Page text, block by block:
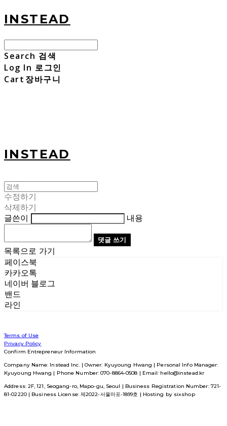
INSTEAD
Search 검색
Log In 로그인
Cart 장바구니
INSTEAD
수정하기
삭제하기
글쓴이
내용
댓글 쓰기
목록으로 가기
페이스북
카카오톡
네이버 블로그
밴드
라인
Terms of Use
Privacy Policy
Confirm Entrepreneur Information
Company Name: Instead Inc. | Owner: Kyuyoung Hwang | Personal Info Manager:
Kyuyoung Hwang | Phone Number: 070-8864-0508 | Email: hello@instead.kr
Address: 2F, 121, Seogang-ro, Mapo-gu, Seoul | Business Registration Number: 721-
81-02220| Business License: 제2022-서울마포-1899호 | Hosting by sixshop